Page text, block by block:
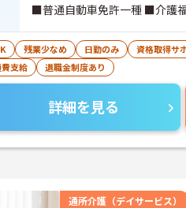
■普通自動車免許一種 ■介護
残業少なめ 日勤のみ 資格取得サ
支給 退職金制度あり
詳細を見る
通所介護（デイサービス）